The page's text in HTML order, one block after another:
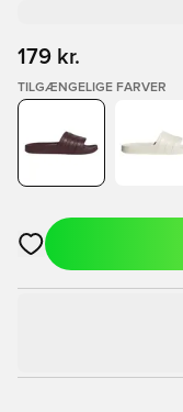
179 kr.
TILGÆNGELIGE FARVER
Åbner en Modal til